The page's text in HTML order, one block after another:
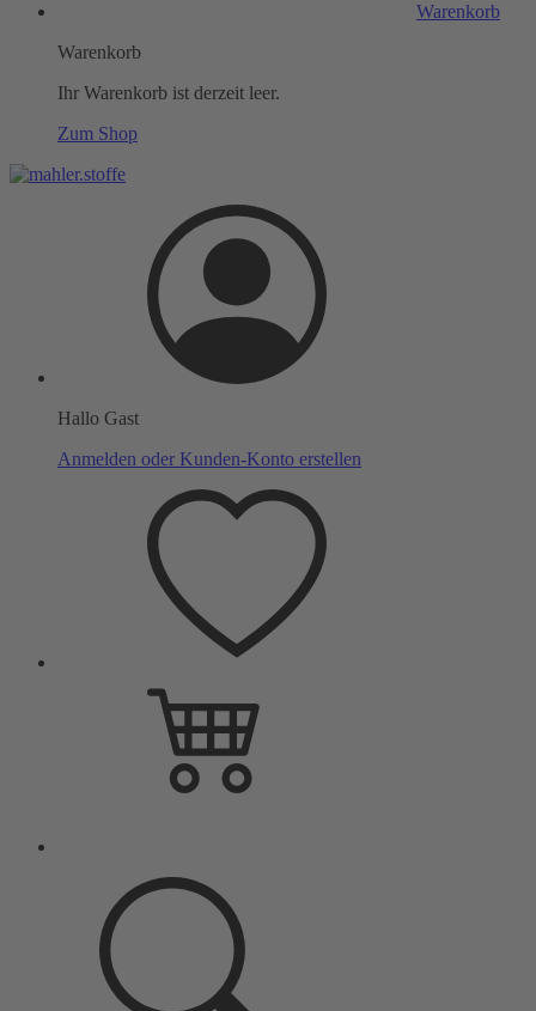
Warenkorb
Warenkorb
Ihr Warenkorb ist derzeit leer.
Zum Shop
Hallo Gast
Anmelden oder Kunden-Konto erstellen